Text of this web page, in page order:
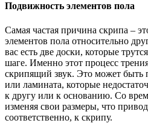
Подвижность элементов пола
Самая частая причина скрипа –
элементов пола относительно
вас есть две доски, которые
шаге. Именно этот процесс
скрипящий звук. Это может быть
или ламината, которые
к другу или к основанию. Со
изменяя свои размеры, что
соответственно, к скрипу.